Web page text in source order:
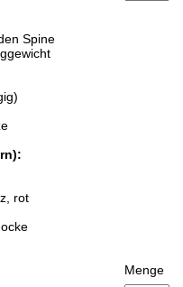
Spine
rot
Menge